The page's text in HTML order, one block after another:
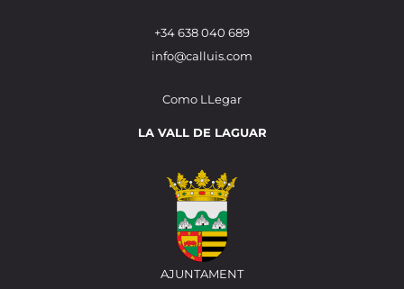
+34 638 040 689
info@calluis.com
Como LLegar
LA VALL DE LAGUAR
AJUNTAMENT